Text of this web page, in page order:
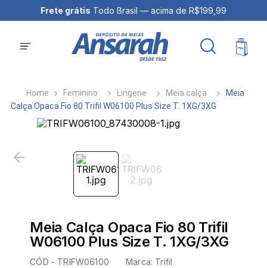
Frete grátis Todo Brasil — acima de R$199,99
Feminino Lingerie Meia calça
Meia
Calça Opaca Fio 80 Trifil W06100 Plus Size T. 1XG/3XG
Meia Calça Opaca Fio 80 Trifil
W06100 Plus Size T. 1XG/3XG
CÓD - TRIFW06100 Marca: Trifil